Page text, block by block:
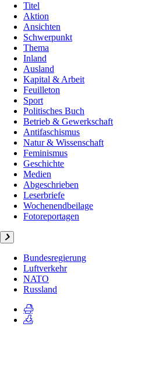
Titel
Aktion
Ansichten
Schwerpunkt
Thema
Inland
Ausland
Kapital & Arbeit
Feuilleton
Sport
Politisches Buch
Betrieb & Gewerkschaft
Antifaschismus
Natur & Wissenschaft
Feminismus
Geschichte
Medien
Abgeschrieben
Leserbriefe
Wochenendbeilage
Fotoreportagen
Bundesregierung
Luftverkehr
NATO
Russland